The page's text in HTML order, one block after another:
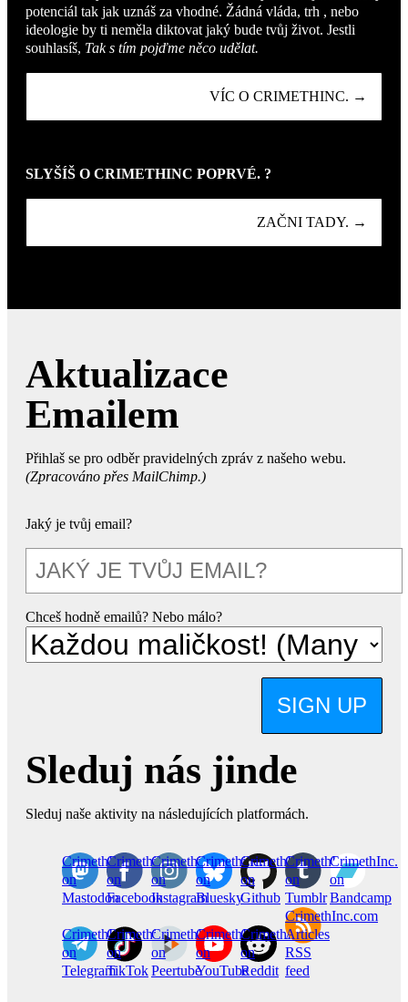
potenciál tak jak uznáš za vhodné. Žádná vláda, trh , nebo
ideologie by ti neměla diktovat jaký bude tvůj život. Jestli
souhlasíš, Tak s tím pojďme něco udělat.
VÍC O CRIMETHINC. →
SLYŠÍŠ O CRIMETHINC POPRVÉ. ?
ZAČNI TADY. →
Aktualizace
Emailem
Přihlaš se pro odběr pravidelných zpráv z našeho webu.
(Zpracováno přes MailChimp.)
Jaký je tvůj email?
Chceš hodně emailů? Nebo málo?
SIGN UP
Sleduj nás jinde
Sleduj naše aktivity na následujících platformách.
CrimethInc.
on
Mastodon
Crimethinc.
on
Facebook
Crimethinc.
on
Instagram
Crimethinc.
on
Bluesky
CrimethInc.
on
Github
CrimethInc.
on
Tumblr
CrimethInc.
on
Bandcamp
CrimethInc.
on
Telegram
Crimethinc.
on
TikTok
CrimethInc.
on
Peertube
CrimethInc.
on
YouTube
CrimethInc.
on
Reddit
CrimethInc.com
Articles
RSS
feed